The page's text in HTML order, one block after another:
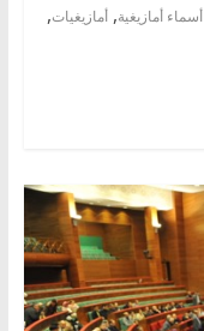
أسماء أمازيغية, أمازيغيات,